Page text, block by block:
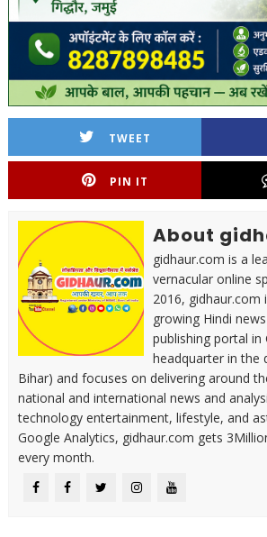
TWEET
PIN IT
About
gidhaur.com is a
vernacular online
2016, gidhaur.com
growing Hindi
publishing portal in
headquarter in the
Bihar) and focuses on delivering around
national and international news and
technology entertainment, lifestyle, and
Google Analytics, gidhaur.com gets
every month.